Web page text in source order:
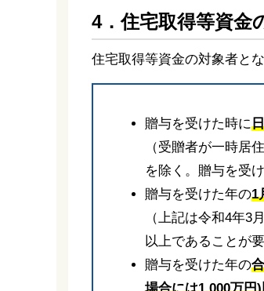
4．住宅取得等資金
住宅取得等資金の対象者と
贈与を受けた時に
（受贈者が一時居
を除く。贈与を受
贈与を受けた年の1
（上記は令和4年3
以上であることが要
贈与を受けた年の